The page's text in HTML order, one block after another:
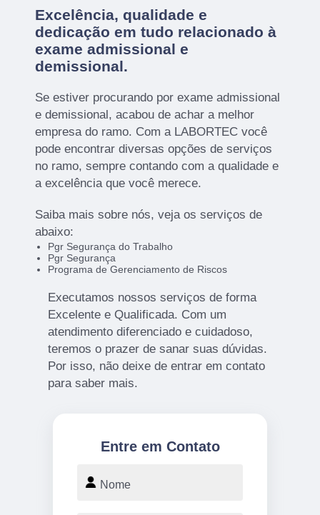
Excelência, qualidade e
dedicação em tudo relacionado à
exame admissional e
demissional.
Se estiver procurando por exame admissional
e demissional, acabou de achar a melhor
empresa do ramo. Com a LABORTEC você
pode encontrar diversas opções de serviços
no ramo, sempre contando com a qualidade e
a excelência que você merece.
Saiba mais sobre nós, veja os serviços de
abaixo:
Pgr Segurança do Trabalho
Pgr Segurança
Programa de Gerenciamento de Riscos
Executamos nossos serviços de forma
Excelente e Qualificada. Com um
atendimento diferenciado e cuidadoso,
teremos o prazer de sanar suas dúvidas.
Por isso, não deixe de entrar em contato
para saber mais.
Entre em Contato